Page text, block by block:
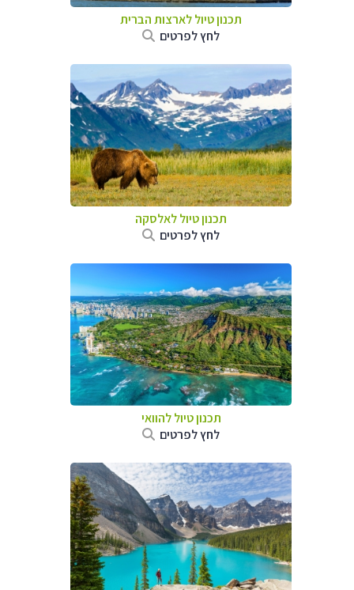
תכנון טיול לארצות הברית
לחץ לפרטים
תכנון טיול לאלסקה
לחץ לפרטים
תכנון טיול להוואי
לחץ לפרטים